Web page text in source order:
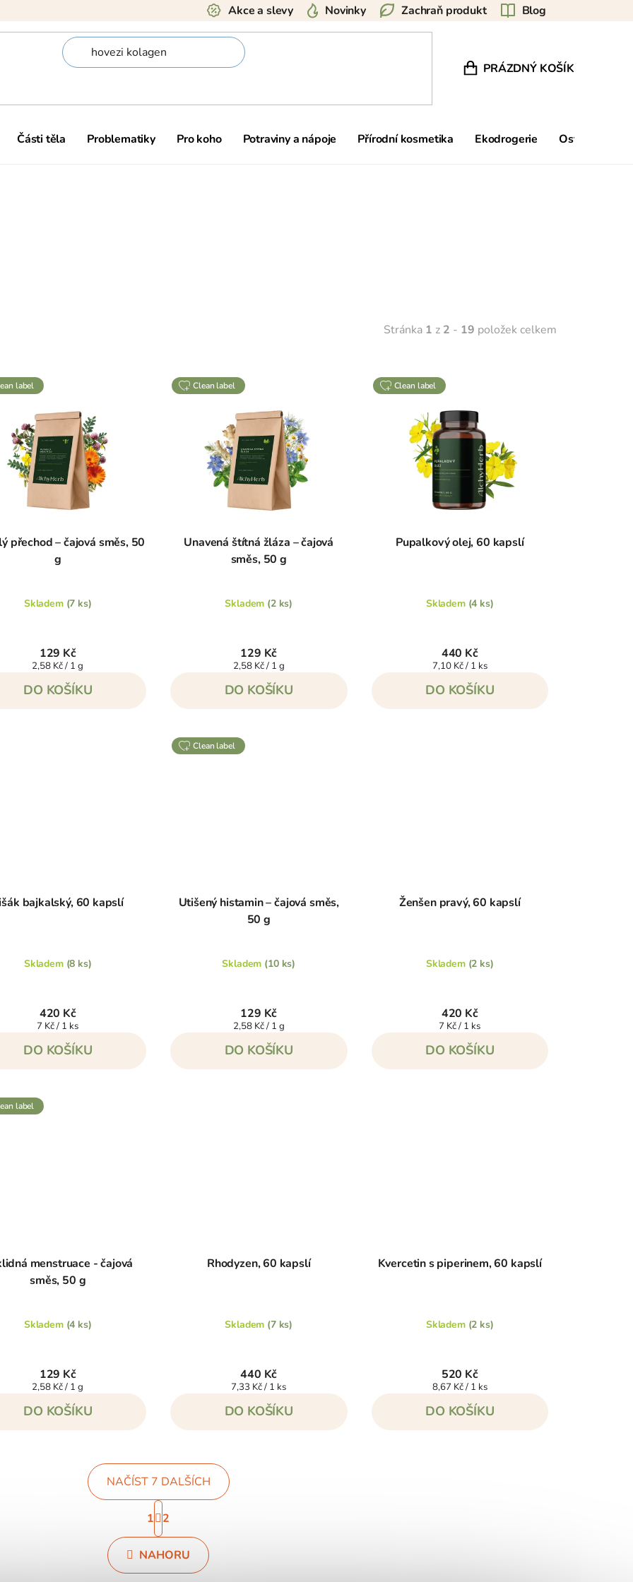
Blog
Zachraň produkt
Novinky
Akce a slevy
NÁKUPNÍ KOŠÍK
PRÁZDNÝ KOŠÍK
Části těla Problematiky Pro koho Potraviny a nápoje Přírodní kosmetika Ekodrogerie Ostatní
Stránka 1 z 2 - 19 položek celkem
label
přechod – čajová směs, 50
g
Skladem (7 ks)
129 Kč
Měrná
2,58 Kč / 1 g
DO KOŠÍKU
clean label
Unavená štítná žláza – čajová
směs, 50 g
Skladem (2 ks)
129 Kč
Měrná
2,58 Kč / 1 g
DO KOŠÍKU
clean label
Pupalkový olej, 60 kapslí
Skladem (4 ks)
440 Kč
Měrná
7,10 Kč / 1 ks
DO KOŠÍKU
bajkalský, 60 kapslí
Skladem (8 ks)
420 Kč
Měrná
7 Kč / 1 ks
DO KOŠÍKU
clean label
Utišený histamin – čajová směs,
50 g
Skladem (10 ks)
129 Kč
Měrná
2,58 Kč / 1 g
DO KOŠÍKU
Ženšen pravý, 60 kapslí
Skladem (2 ks)
420 Kč
Měrná
7 Kč / 1 ks
DO KOŠÍKU
label
menstruace - čajová
směs, 50 g
Skladem (4 ks)
129 Kč
Měrná
2,58 Kč / 1 g
DO KOŠÍKU
Rhodyzen, 60 kapslí
Skladem (7 ks)
440 Kč
Měrná
7,33 Kč / 1 ks
DO KOŠÍKU
Kvercetin s piperinem, 60 kapslí
Skladem (2 ks)
520 Kč
Měrná
8,67 Kč / 1 ks
DO KOŠÍKU
O
v
l
á
NAČÍST 7 DALŠÍCH
S
t
r
á
n
1 2
NAHORU